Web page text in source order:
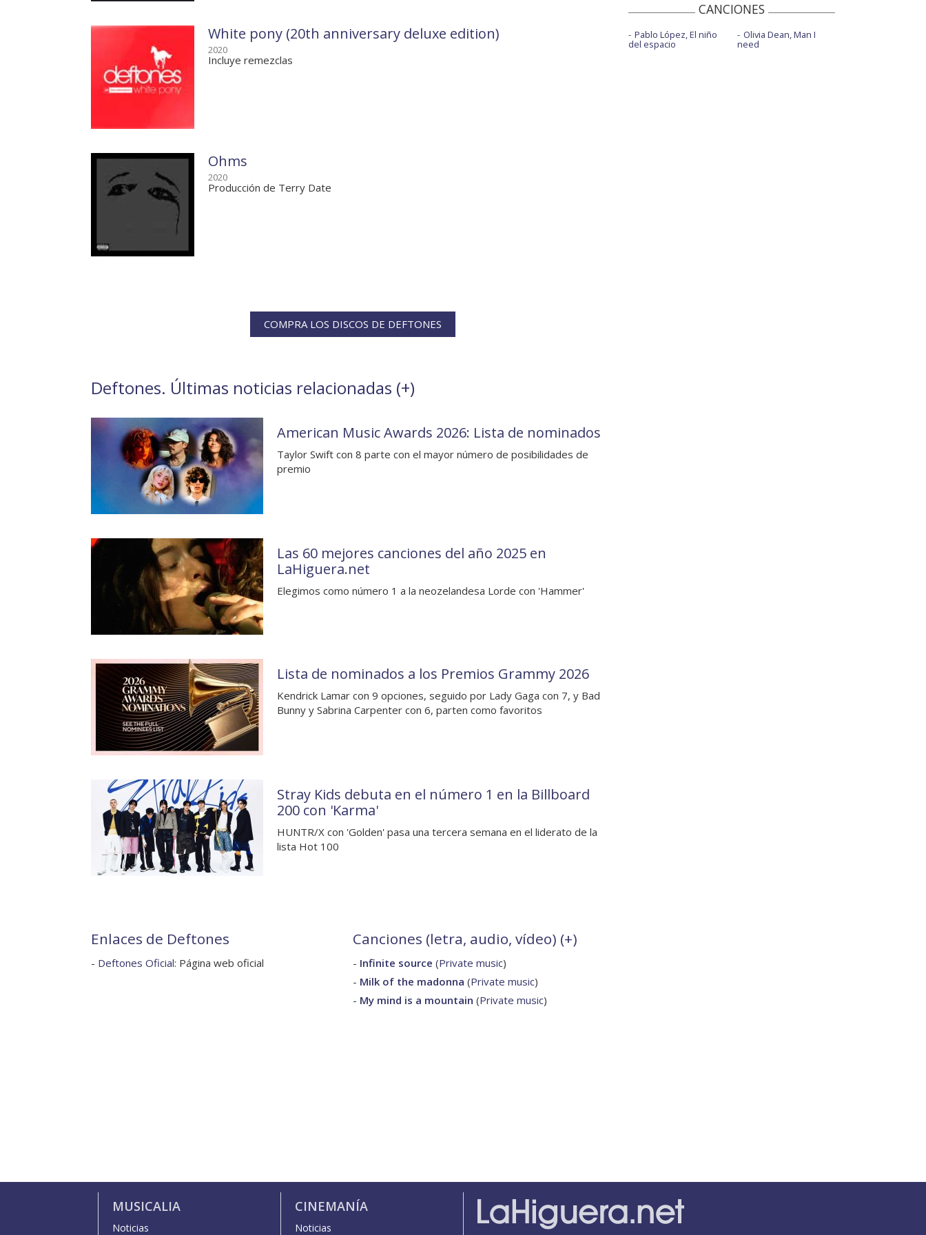
White pony (20th anniversary deluxe edition)
2020
Incluye remezclas
Ohms
2020
Producción de Terry Date
COMPRA LOS DISCOS DE DEFTONES
Deftones. Últimas noticias relacionadas (+)
American Music Awards 2026: Lista de nominados
Taylor Swift con 8 parte con el mayor número de posibilidades de
premio
Las 60 mejores canciones del año 2025 en
LaHiguera.net
Elegimos como número 1 a la neozelandesa Lorde con 'Hammer'
Lista de nominados a los Premios Grammy 2026
Kendrick Lamar con 9 opciones, seguido por Lady Gaga con 7, y Bad
Bunny y Sabrina Carpenter con 6, parten como favoritos
Stray Kids debuta en el número 1 en la Billboard
200 con 'Karma'
HUNTR/X con 'Golden' pasa una tercera semana en el liderato de la
lista Hot 100
Enlaces de Deftones
- Deftones Oficial: Página web oficial
Canciones (letra, audio, vídeo) (+)
- Infinite source (Private music)
- Milk of the madonna (Private music)
- My mind is a mountain (Private music)
CANCIONES
Pablo López, El niño
del espacio
Olivia Dean, Man I
need
MUSICALIA
Noticias
CINEMANÍA
Noticias